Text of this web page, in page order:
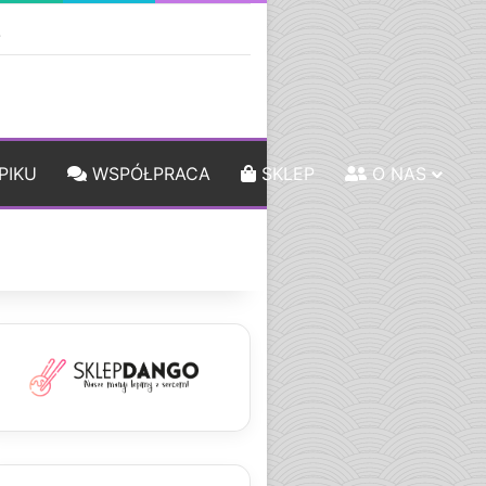
WSPÓŁPRACA SKLEP O NAS